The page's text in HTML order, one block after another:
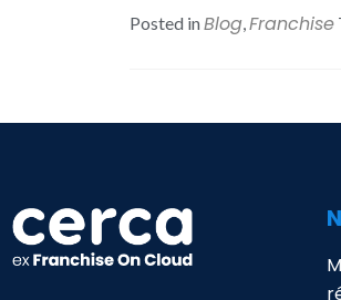
Posted inBlog,Franchise